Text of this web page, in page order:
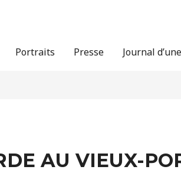
Portraits Presse Journal
AU VIEUX-